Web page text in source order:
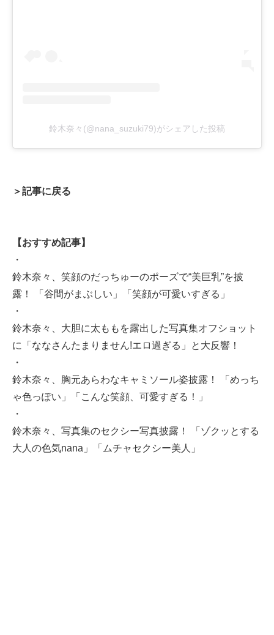
鈴木奈々(@nana_suzuki79)がシェアした投稿
＞記事に戻る
【おすすめ記事】
・
鈴木奈々、笑顔のだっちゅーのポーズで“美巨乳”を披
露！ 「谷間がまぶしい」「笑顔が可愛いすぎる」
・
鈴木奈々、大胆に太ももを露出した写真集オフショット
に「ななさんたまりません!エロ過ぎる」と大反響！
・
鈴木奈々、胸元あらわなキャミソール姿披露！ 「めっち
ゃ色っぽい」「こんな笑顔、可愛すぎる！」
・
鈴木奈々、写真集のセクシー写真披露！ 「ゾクッとする
大人の色気nana」「ムチャセクシー美人」